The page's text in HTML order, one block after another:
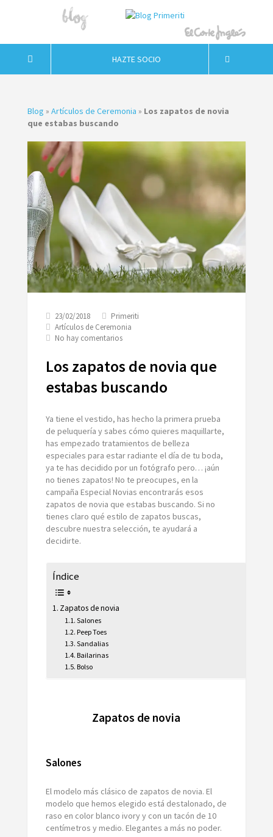
HAZTE SOCIO
Blog » Artículos de Ceremonia » Los zapatos de novia
que estabas buscando
23/02/2018
Primeriti
Artículos de Ceremonia
No hay comentariosen
zapatos
de
que
buscando
Los zapatos de novia que
estabas buscando
Ya tiene el vestido, has hecho la primera prueba
de peluquería y sabes cómo quieres maquillarte,
has empezado tratamientos de belleza
especiales para estar radiante el día de tu boda,
ya te has decidido por un fotógrafo pero… ¡aún
no tienes zapatos! No te preocupes, en la
campaña Especial Novias encontrarás esos
zapatos de novia que estabas buscando. Si no
tienes claro qué estilo de zapatos buscas,
descubre nuestra selección, te ayudará a
decidirte.
Índice
Zapatos de novia
Salones
Peep Toes
Sandalias
Bailarinas
Bolso
Zapatos de novia
Salones
El modelo más clásico de zapatos de novia. El
modelo que hemos elegido está destalonado, de
raso en color blanco ivory y con un tacón de 10
centímetros y medio. Elegantes a más no poder.